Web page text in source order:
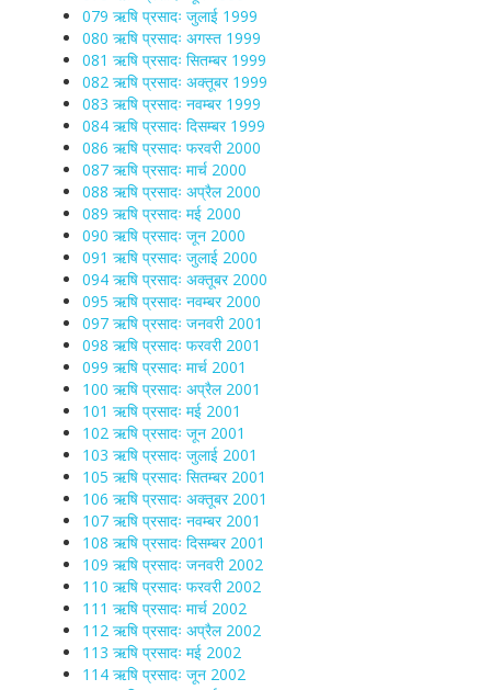
079 ऋषि प्रसादः जुलाई 1999
080 ऋषि प्रसादः अगस्त 1999
081 ऋषि प्रसादः सितम्बर 1999
082 ऋषि प्रसादः अक्तूबर 1999
083 ऋषि प्रसादः नवम्बर 1999
084 ऋषि प्रसादः दिसम्बर 1999
086 ऋषि प्रसादः फरवरी 2000
087 ऋषि प्रसादः मार्च 2000
088 ऋषि प्रसादः अप्रैल 2000
089 ऋषि प्रसादः मई 2000
090 ऋषि प्रसादः जून 2000
091 ऋषि प्रसादः जुलाई 2000
094 ऋषि प्रसादः अक्तूबर 2000
095 ऋषि प्रसादः नवम्बर 2000
097 ऋषि प्रसादः जनवरी 2001
098 ऋषि प्रसादः फरवरी 2001
099 ऋषि प्रसादः मार्च 2001
100 ऋषि प्रसादः अप्रैल 2001
101 ऋषि प्रसादः मई 2001
102 ऋषि प्रसादः जून 2001
103 ऋषि प्रसादः जुलाई 2001
105 ऋषि प्रसादः सितम्बर 2001
106 ऋषि प्रसादः अक्तूबर 2001
107 ऋषि प्रसादः नवम्बर 2001
108 ऋषि प्रसादः दिसम्बर 2001
109 ऋषि प्रसादः जनवरी 2002
110 ऋषि प्रसादः फरवरी 2002
111 ऋषि प्रसादः मार्च 2002
112 ऋषि प्रसादः अप्रैल 2002
113 ऋषि प्रसादः मई 2002
114 ऋषि प्रसादः जून 2002